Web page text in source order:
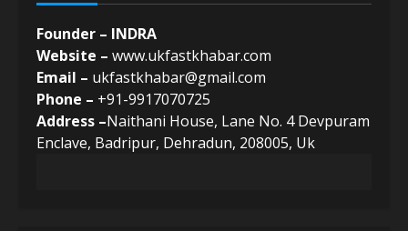
Founder – INDRA
Website – www.ukfastkhabar.com
Email – ukfastkhabar@gmail.com
Phone – +91-9917070725
Address –Naithani House, Lane No. 4 Devpuram
Enclave, Badripur, Dehradun, 208005, Uk